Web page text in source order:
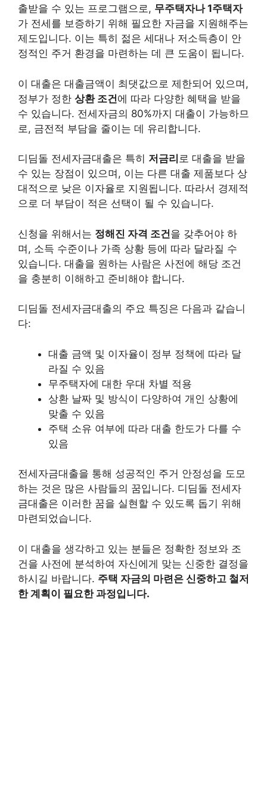
출받을 수 있는 프로그램으로, 무주택자나 1주택자
가 전세를 보증하기 위해 필요한 자금을 지원해주는
제도입니다. 이는 특히 젊은 세대나 저소득층이 안
정적인 주거 환경을 마련하는 데 큰 도움이 됩니다.
이 대출은 대출금액이 최댓값으로 제한되어 있으며,
정부가 정한 상환 조건에 따라 다양한 혜택을 받을
수 있습니다. 전세자금의 80%까지 대출이 가능하므
로, 금전적 부담을 줄이는 데 유리합니다.
디딤돌 전세자금대출은 특히 저금리 로 대출을 받을
수 있는 장점이 있으며, 이는 다른 대출 제품보다 상
대적으로 낮은 이자율로 지원됩니다. 따라서 경제적
으로 더 부담이 적은 선택이 될 수 있습니다.
신청을 위해서는 정해진 자격 조건을 갖추어야 하
며, 소득 수준이나 가족 상황 등에 따라 달라질 수
있습니다. 대출을 원하는 사람은 사전에 해당 조건
을 충분히 이해하고 준비해야 합니다.
디딤돌 전세자금대출의 주요 특징은 다음과 같습니
다:
대출 금액 및 이자율이 정부 정책에 따라 달
라질 수 있음
무주택자에 대한 우대 차별 적용
상환 날짜 및 방식이 다양하여 개인 상황에
맞출 수 있음
주택 소유 여부에 따라 대출 한도가 다를 수
있음
전세자금대출을 통해 성공적인 주거 안정성을 도모
하는 것은 많은 사람들의 꿈입니다. 디딤돌 전세자
금대출은 이러한 꿈을 실현할 수 있도록 돕기 위해
마련되었습니다.
이 대출을 생각하고 있는 분들은 정확한 정보와 조
건을 사전에 분석하여 자신에게 맞는 신중한 결정을
하시길 바랍니다. 주택 자금의 마련은 신중하고 철저
한 계획이 필요한 과정입니다.